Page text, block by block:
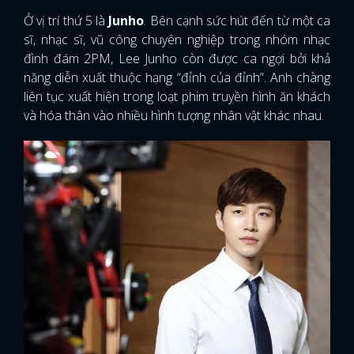
Ở vị trí thứ 5 là Junho. Bên cạnh sức hút đến từ một ca
sĩ, nhạc sĩ, vũ công chuyên nghiệp trong nhóm nhạc
đình đám 2PM, Lee Junho còn được ca ngợi bởi khả
năng diễn xuất thuộc hạng “đỉnh của đỉnh”. Anh chàng
liên tục xuất hiện trong loạt phim truyền hình ăn khách
và hóa thân vào nhiều hình tượng nhân vật khác nhau.